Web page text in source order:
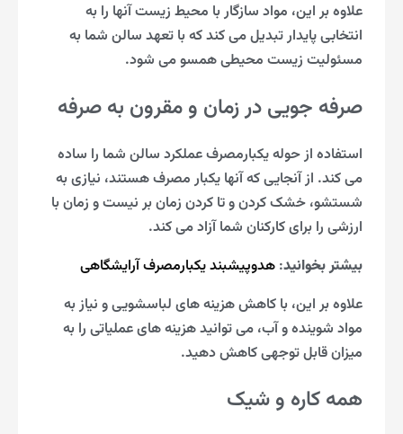
علاوه بر این، مواد سازگار با محیط زیست آنها را به
انتخابی پایدار تبدیل می کند که با تعهد سالن شما به
مسئولیت زیست محیطی همسو می شود.
صرفه جویی در زمان و مقرون به صرفه
استفاده از حوله یکبارمصرف عملکرد سالن شما را ساده
می کند. از آنجایی که آنها یکبار مصرف هستند، نیازی به
شستشو، خشک کردن و تا کردن زمان بر نیست و زمان با
ارزشی را برای کارکنان شما آزاد می کند.
بیشتر بخوانید: هدوپیشبند یکبارمصرف آرایشگاهی
علاوه بر این، با کاهش هزینه های لباسشویی و نیاز به
مواد شوینده و آب، می توانید هزینه های عملیاتی را به
میزان قابل توجهی کاهش دهید.
همه کاره و شیک